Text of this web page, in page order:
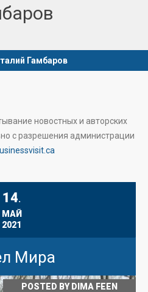
Гамбаров
новостных и авторских
с разрешения администрации
14.
МАЙ
2021
Мира
POSTED BY DIMA FEEN